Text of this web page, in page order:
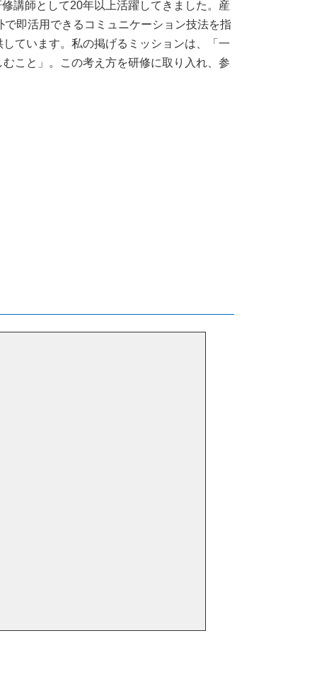
講師として20年以上活躍してきました。産
即活用できるコミュニケーション技法を指
ています。私の掲げるミッションは、「一
こと」。この考え方を研修に取り入れ、参